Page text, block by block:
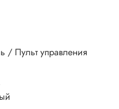
/ Пульт управления